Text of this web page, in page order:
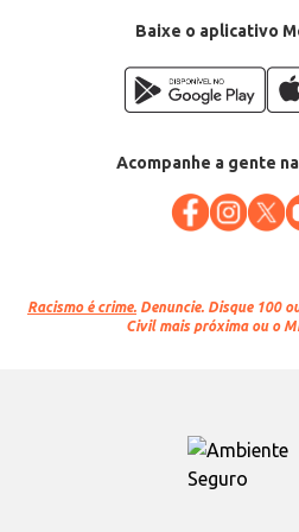
Conteúdo: 10 cápsulas x 11gBaixe o aplicativo
Acompanhe a gente
Racismo é crime. Denuncie. Disque 100
Civil mais próxima ou o